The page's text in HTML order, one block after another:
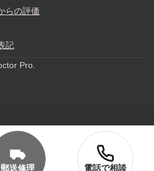
らの評価
記
Pro.
郵送修理 電話で相談